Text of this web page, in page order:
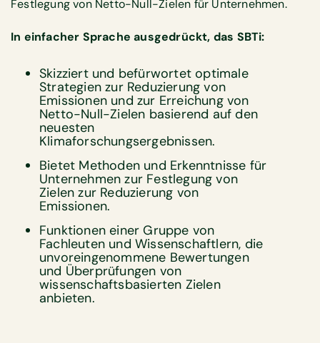
Festlegung von Netto-Null-Zielen für Unternehmen.
In einfacher Sprache ausgedrückt, das SBTi:
Skizziert und befürwortet optimale
Strategien zur Reduzierung von
Emissionen und zur Erreichung von
Netto-Null-Zielen basierend auf den
neuesten
Klimaforschungsergebnissen.
Bietet Methoden und Erkenntnisse für
Unternehmen zur Festlegung von
Zielen zur Reduzierung von
Emissionen.
Funktionen einer Gruppe von
Fachleuten und Wissenschaftlern, die
unvoreingenommene Bewertungen
und Überprüfungen von
wissenschaftsbasierten Zielen
anbieten.